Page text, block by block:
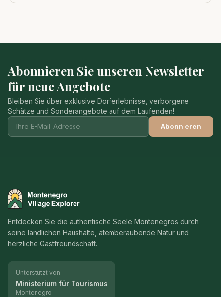
Abonnieren Sie unseren Newsletter
für neue Angebote
Bleiben Sie über exklusive Dorferlebnisse, verborgene
Schätze und Sonderangebote auf dem Laufenden!
Abonnieren
Montenegro Village Explorer
Entdecken Sie die authentische Seele Montenegros durch
seine ländlichen Haushalte, atemberaubende Natur und
herzliche Gastfreundschaft.
Unterstützt von
Ministerium für Tourismus
Montenegro